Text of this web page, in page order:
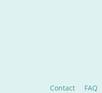
Contact FAQ